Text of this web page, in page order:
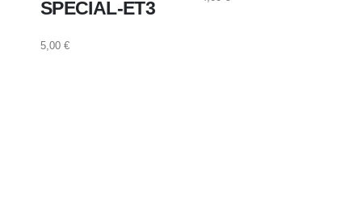
SPECIAL-ET3
5,00 €